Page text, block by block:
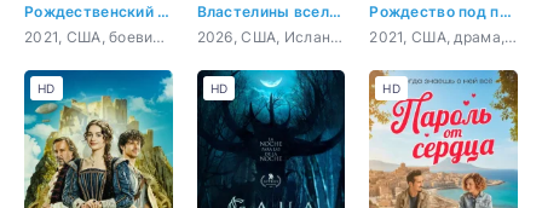
Рождественский чудак
2021, США, боевик, комедия
Властелины вселенной
2026, США, Исландия, Австралия, Канада, фантастика, фэнтези, боевик, приключения, семейный
Рождество под парусом
2021, США, драма, мелодрама
HD HD HD